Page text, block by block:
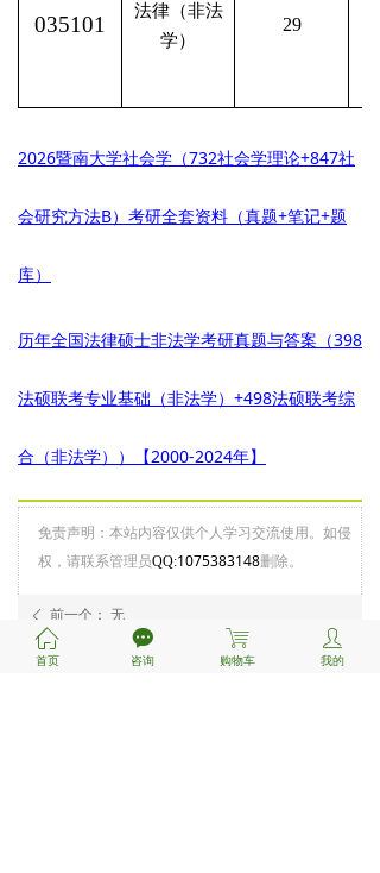
035101
法律（非法
学）
29
2026暨南大学社会学（732社会学理论+847社
会研究方法B）考研全套资料（真题+笔记+题
库）
历年全国法律硕士非法学考研真题与答案（398
法硕联考专业基础（非法学）+498法硕联考综
合（非法学））【2000-2024年】
免责声明：本站内容仅供个人学习交流使用。如侵
权，请联系管理员QQ:1075383148删除。
ꄴ 前一个： 无
ꄲ 后一个：
ꀇ
首页
끁
咨询
ꁈ
购物车
ꄑ
我的